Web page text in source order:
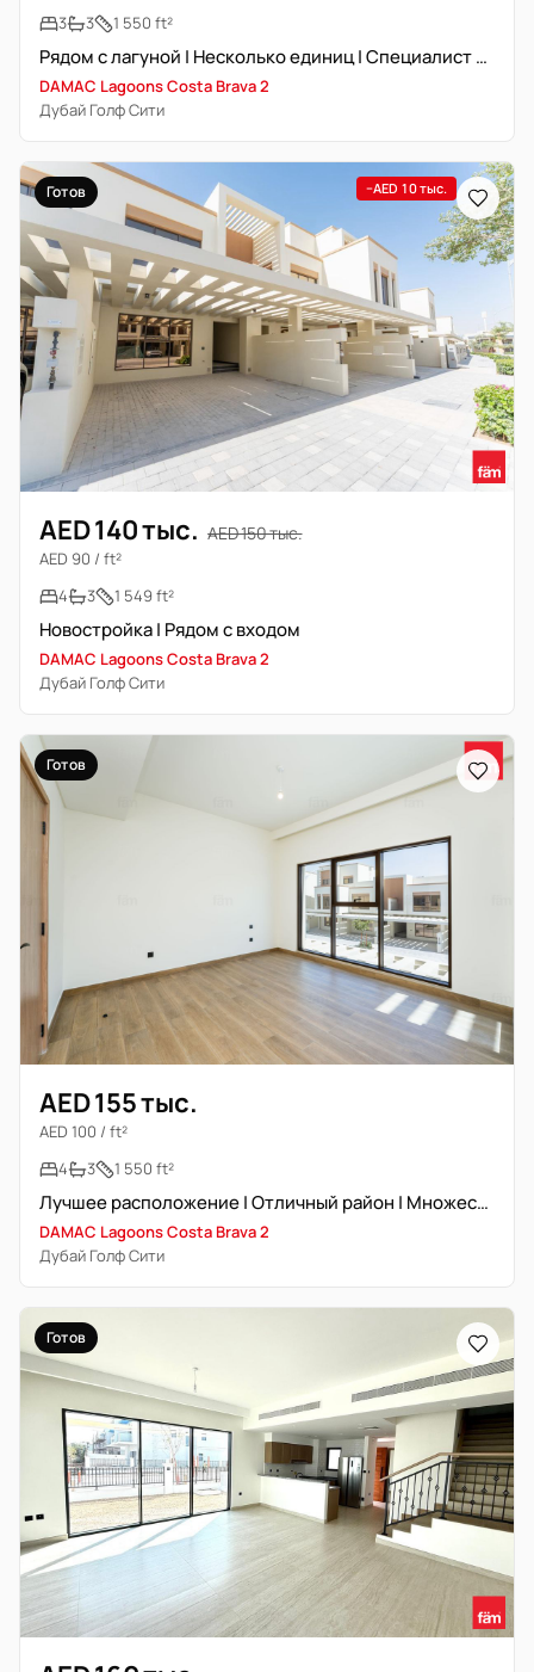
3
3 1 550 ft²
Рядом с лагуной | Несколько единиц | Специалист по лагунам
DAMAC Lagoons Costa Brava 2
Дубай Голф Сити
Готов −AED 10 тыс.
AED 140 тыс. AED 150 тыс.
AED 90 / ft²
4
3 1 549 ft²
Новостройка | Рядом с входом
DAMAC Lagoons Costa Brava 2
Дубай Голф Сити
Готов
AED 155 тыс.
AED 100 / ft²
4
3 1 550 ft²
Лучшее расположение | Отличный район | Множество вариантов
DAMAC Lagoons Costa Brava 2
Дубай Голф Сити
Готов